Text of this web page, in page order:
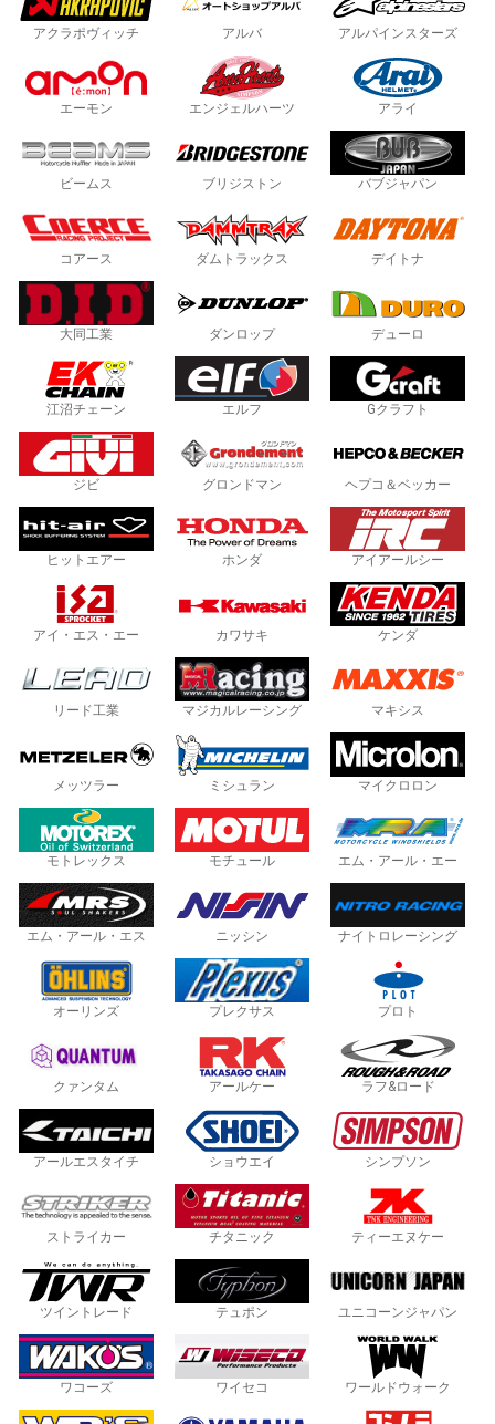
アクラポヴィッチ アルバ アルパインスターズ
エーモン エンジェルハーツ アライ
ビームス ブリジストン バブジャパン
コアース ダムトラックス デイトナ
大同工業 ダンロップ デューロ
江沼チェーン エルフ Gクラフト
ジビ グロンドマン ヘプコ＆ベッカー
ヒットエアー ホンダ アイアールシー
アイ・エス・エー カワサキ ケンダ
リード工業 マジカルレーシング マキシス
メッツラー ミシュラン マイクロロン
モトレックス モチュール エム・アール・エー
エム・アール・エス ニッシン ナイトロレーシング
オーリンズ プレクサス プロト
クァンタム アールケー ラフ&ロード
アールエスタイチ ショウエイ シンプソン
ストライカー チタニック ティーエヌケー
ツイントレード テュポン ユニコーンジャパン
ワコーズ ワイセコ ワールドウォーク